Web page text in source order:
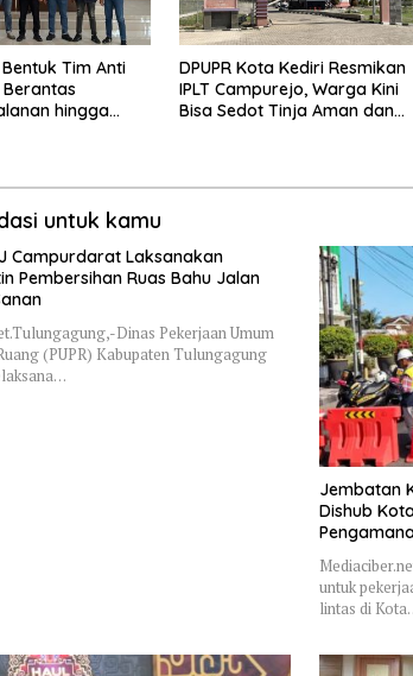
Tim Anti
Berantas
hingga
DPUPR Kota Kediri Resmikan
IPLT Campurejo, Warga Kini
Bisa Sedot Tinja Aman dan
untuk kamu
Campurdarat Laksanakan
Pembersihan Ruas Bahu Jalan
Dinas Pekerjaan Umum
(PUPR) Kabupaten Tulungagung
Jembatan
Dishub
untuk
lintas di